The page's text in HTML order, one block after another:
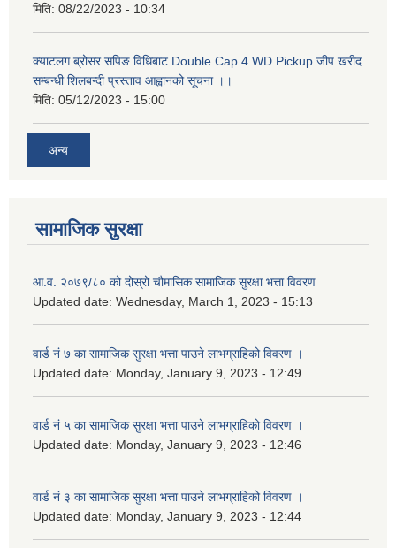
मिति: 08/22/2023 - 10:34
क्याटलग ब्रोसर सपिङ विधिबाट Double Cap 4 WD Pickup जीप खरीद
सम्बन्धी शिलबन्दी प्रस्ताव आह्वानको सूचना ।।
मिति: 05/12/2023 - 15:00
अन्य
सामाजिक सुरक्षा
आ.व. २०७९/८० को दोस्रो चौमासिक सामाजिक सुरक्षा भत्ता विवरण
Updated date: Wednesday, March 1, 2023 - 15:13
वार्ड नं ७ का सामाजिक सुरक्षा भत्ता पाउने लाभग्राहिको विवरण ।
Updated date: Monday, January 9, 2023 - 12:49
वार्ड नं ५ का सामाजिक सुरक्षा भत्ता पाउने लाभग्राहिको विवरण ।
Updated date: Monday, January 9, 2023 - 12:46
वार्ड नं ३ का सामाजिक सुरक्षा भत्ता पाउने लाभग्राहिको विवरण ।
Updated date: Monday, January 9, 2023 - 12:44